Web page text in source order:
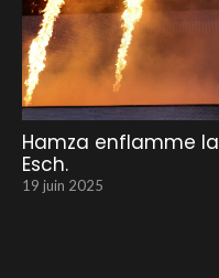
Hamza enflamme
Esch.
19 juin 2025